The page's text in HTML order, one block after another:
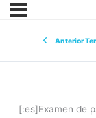
Anterior
[:es]Examen de